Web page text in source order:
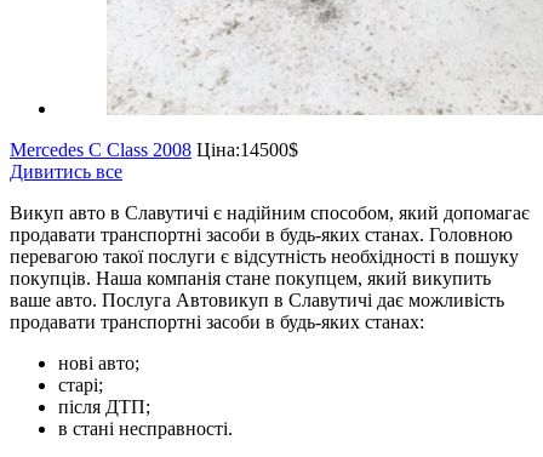
Mercedes C Class 2008 Ціна:14500$
Дивитись все
Викуп авто в Славутичі є надійним способом, який допомагає
продавати транспортні засоби в будь-яких станах. Головною
перевагою такої послуги є відсутність необхідності в пошуку
покупців. Наша компанія стане покупцем, який викупить
ваше авто. Послуга Автовикуп в Славутичі дає можливість
продавати транспортні засоби в будь-яких станах:
нові авто;
старі;
після ДТП;
в стані несправності.